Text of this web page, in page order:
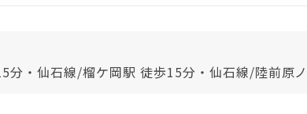
分・仙石線/榴ケ岡駅 徒歩15分・仙石線/陸前原